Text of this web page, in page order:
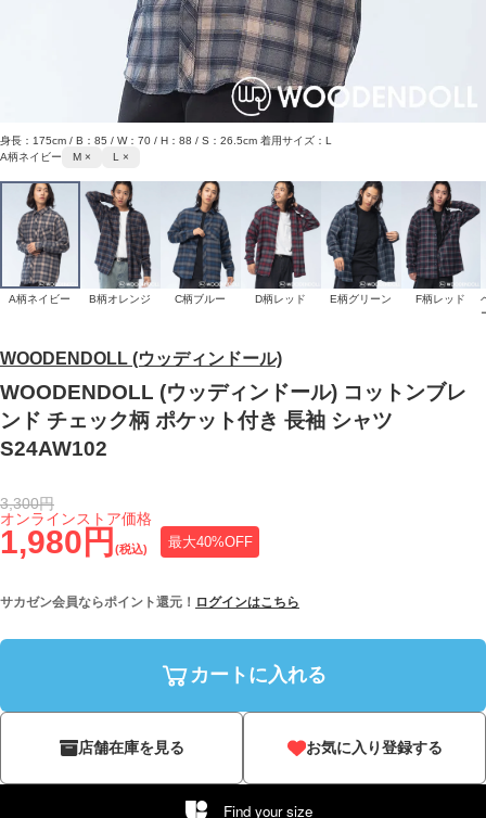
WOODENDOLL (ウッディンドール)
WOODENDOLL (ウッディンドール) コットンブレ
ンド チェック柄 ポケット付き 長袖 シャツ
S24AW102
1,980円 (税込) 最大40%OFF
オンラインストア価格
3,300円
サカゼン会員ならポイント還元！ ログインはこちら
カートに入れる
店舗在庫を見る お気に入り登録する
Find your size
身長：175cm / B：85 / W：70 / H：88 / S：26.5cm 着用サイズ：L
A柄ネイビー
M × L ×
A柄ネイビー B柄オレンジ C柄ブルー D柄レッド E柄グリーン F柄レッド